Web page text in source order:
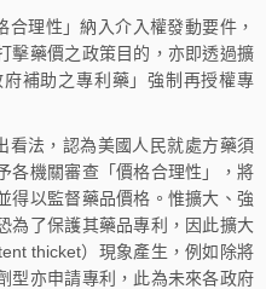
理性」納入介入權發動要件，
擊藥價之政策目的，亦即透過擴
補助之專利藥」強制再授權專
看法，認為美國人民就處方藥須
各機關審查「價格合理性」，將
得以監督藥品價格。惟擴大、強
為了保護其藥品專利，因此擴大
thicket）現象產生，例如除將
型亦申請專利，此為未來各政府